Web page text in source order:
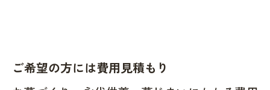
ご希望の方には費用見積もり